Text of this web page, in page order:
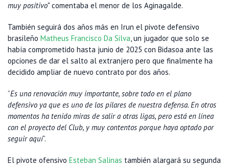
muy positivo" comentaba el menor de los Aginagalde.
También seguirá dos años más en Irun el pivote defensivo
brasileño Matheus Francisco Da Silva, un jugador que solo se
había comprometido hasta junio de 2025 con Bidasoa ante las
opciones de dar el salto al extranjero pero que finalmente ha
decidido ampliar de nuevo contrato por dos años.
”Es una renovación muy importante, sobre todo en el plano
defensivo ya que es uno de los pilares de nuestra defensa. En otros
momentos ha tenido miras de salir a otras ligas, pero está en línea
con el proyecto del Club, y muy contentos porque haya optado por
seguir aquí”.
El pivote ofensivo Esteban Salinas también alargará su segunda